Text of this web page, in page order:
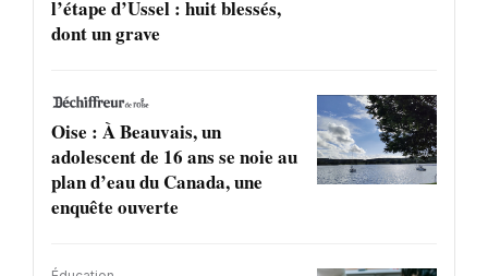
l’étape d’Ussel : huit blessés,
dont un grave
Oise : À Beauvais, un
adolescent de 16 ans se noie au
plan d’eau du Canada, une
enquête ouverte